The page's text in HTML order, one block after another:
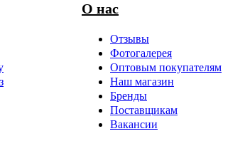
О нас
Отзывы
Фотогалерея
Оптовым покупателям
Наш магазин
Бренды
Поставщикам
Вакансии